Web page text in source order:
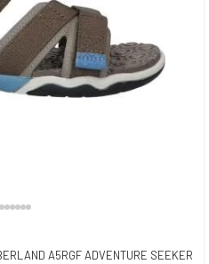
A5RGF ADVENTURE SEEKER